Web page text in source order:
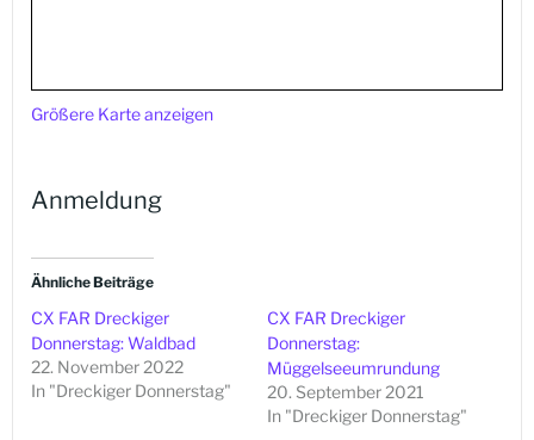
Größere Karte anzeigen
Anmeldung
Ähnliche Beiträge
CX FAR Dreckiger
Donnerstag: Waldbad
22. November 2022
In "Dreckiger Donnerstag"
CX FAR Dreckiger
Donnerstag:
Müggelseeumrundung
20. September 2021
In "Dreckiger Donnerstag"